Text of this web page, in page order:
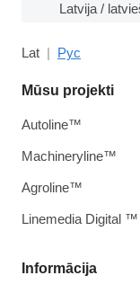
Latvija /
Lat Рус
Informācija
Mūsu projekti
Autoline™
Machineryline™
Agroline™
Linemedia Digital ™